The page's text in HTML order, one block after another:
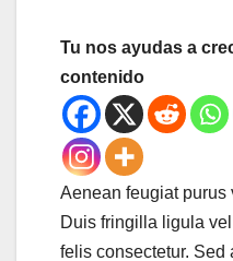
Tu nos ayudas a
contenido
Aenean feugiat
Duis fringilla ligula
felis consectetur. Sed